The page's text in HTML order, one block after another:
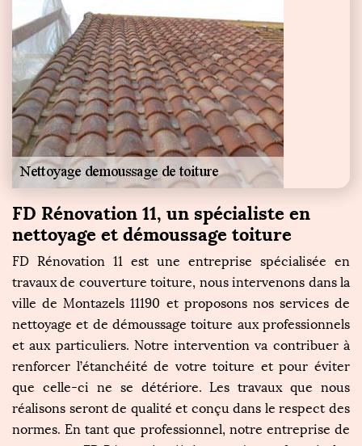
FD Rénovation 11, un spécialiste en
nettoyage et démoussage toiture
FD Rénovation 11 est une entreprise spécialisée en
travaux de couverture toiture, nous intervenons dans la
ville de Montazels 11190 et proposons nos services de
nettoyage et de démoussage toiture aux professionnels
et aux particuliers. Notre intervention va contribuer à
renforcer l’étanchéité de votre toiture et pour éviter
que celle-ci ne se détériore. Les travaux que nous
réalisons seront de qualité et conçu dans le respect des
normes. En tant que professionnel, notre entreprise de